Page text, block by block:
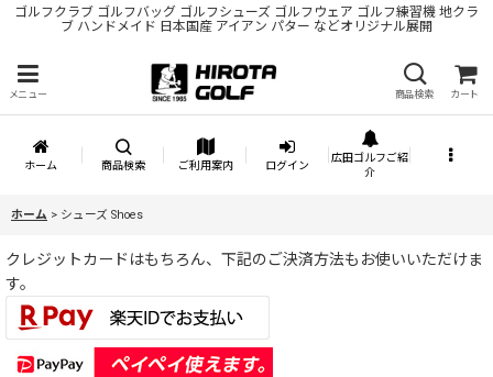
ゴルフクラブ ゴルフバッグ ゴルフシューズ ゴルフウェア ゴルフ練習機 地クラ
ブ ハンドメイド 日本国産 アイアン パター などオリジナル展開
メニュー 商品検索 カート
ホーム 商品検索 ご利用案内 ログイン
広田ゴルフご紹
介
ホーム > シューズ Shoes
クレジットカードはもちろん、下記のご決済方法もお使いいただけま
す。